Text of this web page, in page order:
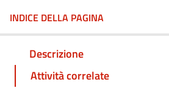
INDICE DELLA PAGINA
Descrizione
Attività correlate